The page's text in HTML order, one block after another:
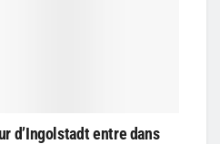
d’Ingolstadt entre dans